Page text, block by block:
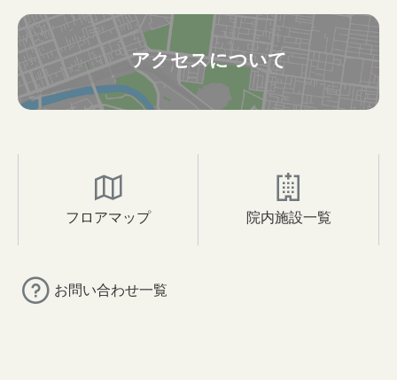
アクセスについて
フロアマップ 院内施設一覧
お問い合わせ一覧